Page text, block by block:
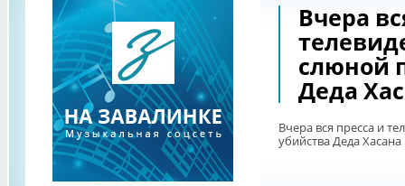
Вчера
слюной
Деда
Вчера вся пресса и
убийства Деда Хасана